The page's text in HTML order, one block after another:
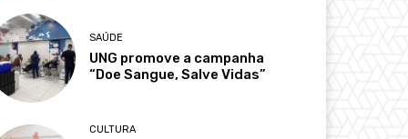
SAÚDE
UNG promove a campanha
“Doe Sangue, Salve Vidas”
CULTURA